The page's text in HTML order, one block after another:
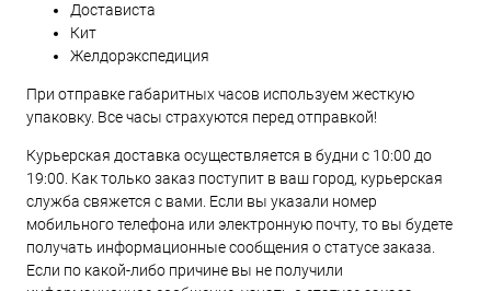
Достависта
Кит
Желдорэкспедиция
При отправке габаритных часов используем жесткую
упаковку. Все часы страхуются перед отправкой!
Курьерская доставка осуществляется в будни с 10:00 до
19:00. Как только заказ поступит в ваш город, курьерская
служба свяжется с вами. Если вы указали номер
мобильного телефона или электронную почту, то вы будете
получать информационные сообщения о статусе заказа.
Если по какой-либо причине вы не получили